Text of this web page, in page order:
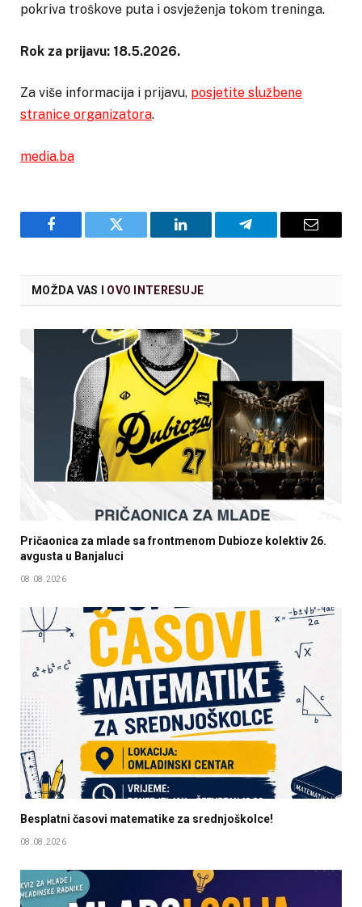
pokriva troškove puta i osvježenja tokom treninga.
Rok za prijavu: 18.5.2026.
Za više informacija i prijavu, posjetite službene
stranice organizatora.
media.ba
Facebook Twitter LinkedIn Telegram Email
MOŽDA VAS I OVO INTERESUJE
Pričaonica za mlade sa frontmenom Dubioze kolektiv 26.
avgusta u Banjaluci
08.08.2026
Besplatni časovi matematike za srednjoškolce!
08.08.2026